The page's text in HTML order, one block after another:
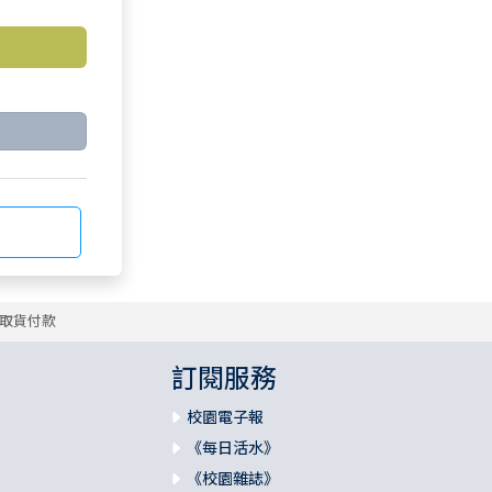
貨付款
訂閱服務
校園電子報
《每日活水》
《校園雜誌》